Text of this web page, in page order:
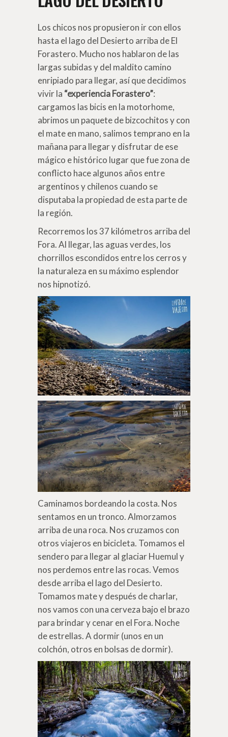
Los chicos nos propusieron ir con ellos
hasta el lago del Desierto arriba de El
Forastero. Mucho nos hablaron de las
largas subidas y del maldito camino
enripiado para llegar, así que decidimos
vivir la “experiencia Forastero”:
cargamos las bicis en la motorhome,
abrimos un paquete de bizcochitos y con
el mate en mano, salimos temprano en la
mañana para llegar y disfrutar de ese
mágico e histórico lugar que fue zona de
conflicto hace algunos años entre
argentinos y chilenos cuando se
disputaba la propiedad de esta parte de
la región.
Recorremos los 37 kilómetros arriba del
Fora. Al llegar, las aguas verdes, los
chorrillos escondidos entre los cerros y
la naturaleza en su máximo esplendor
nos hipnotizó.
Caminamos bordeando la costa. Nos
sentamos en un tronco. Almorzamos
arriba de una roca. Nos cruzamos con
otros viajeros en bicicleta. Tomamos el
sendero para llegar al glaciar Huemul y
nos perdemos entre las rocas. Vemos
desde arriba el lago del Desierto.
Tomamos mate y después de charlar,
nos vamos con una cerveza bajo el brazo
para brindar y cenar en el Fora. Noche
de estrellas. A dormir (unos en un
colchón, otros en bolsas de dormir).